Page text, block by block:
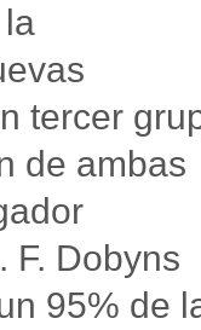
tercer
de ambas
F. Dobyns
95% de